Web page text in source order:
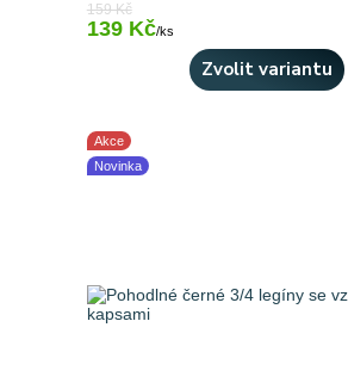
159 Kč
139 Kč/ks
Zvolit variantu
Akce
Novinka